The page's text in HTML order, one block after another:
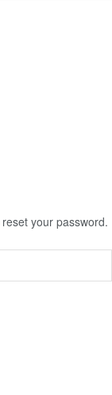
your password.